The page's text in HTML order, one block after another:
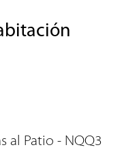
al Patio - NQQ3